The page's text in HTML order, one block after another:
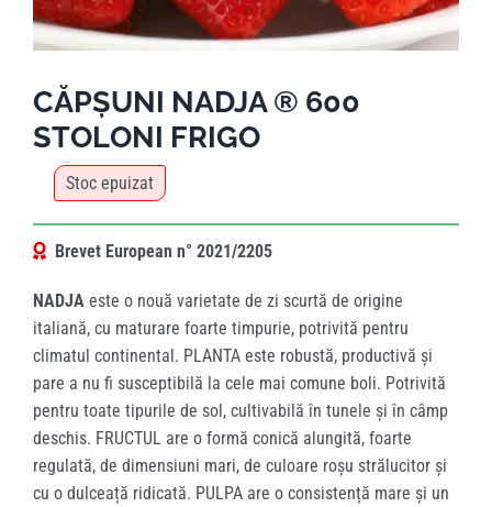
CĂPȘUNI NADJA ® 600
STOLONI FRIGO
Stoc epuizat
Brevet European n° 2021/2205
NADJA este o nouă varietate de zi scurtă de origine
italiană, cu maturare foarte timpurie, potrivită pentru
climatul continental. PLANTA este robustă, productivă și
pare a nu fi susceptibilă la cele mai comune boli. Potrivită
pentru toate tipurile de sol, cultivabilă în tunele și în câmp
deschis. FRUCTUL are o formă conică alungită, foarte
regulată, de dimensiuni mari, de culoare roșu strălucitor și
cu o dulceață ridicată. PULPA are o consistență mare și un